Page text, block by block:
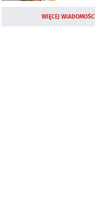
WIĘCEJ WIADOMOŚCI